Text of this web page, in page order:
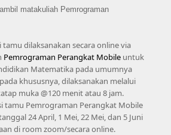
matakuliah Pemrograman
tamu dilaksanakan secara online via
Pemrograman Perangkat Mobile untuk
Matematika pada umumnya
pada khususnya,dilaksanakan melalui
muka @120 menit atau 8 jam.
tamu Pemrograman Perangkat Mobile
24 April, 1 Mei, 22 Mei, dan 5 Juni
di room zoom/secara online.